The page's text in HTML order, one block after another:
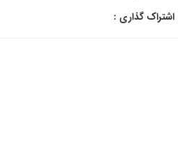
اشتراک گذاری :